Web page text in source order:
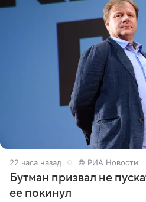
22 часа назад © РИА Новости
Бутман призвал не
ее покинул